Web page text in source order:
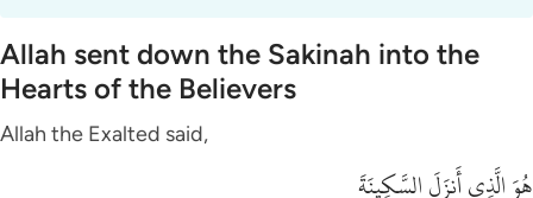
Allah sent down the Sakinah into the
Hearts of the Believers
Allah the Exalted said,
هُوَ الَّذِى أَنزَلَ السَّكِينَةَ